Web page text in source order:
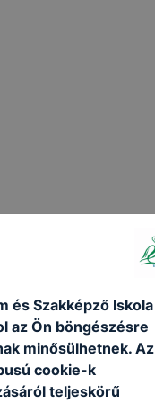
és Szakképző Iskola
az Ön böngészésre
minősülhetnek. Az
cookie-k
teljeskörű